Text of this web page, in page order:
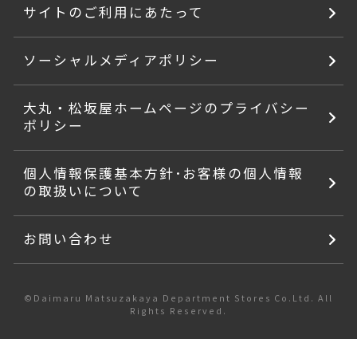
サイトのご利用にあたって
ソーシャルメディアポリシー
大丸・松坂屋ホームページのプライバシー
ポリシー
個人情報保護基本方針･お客様の個人情報
の取扱いについて
お問い合わせ
©Daimaru Matsuzakaya Department Stores Co.Ltd. All
Rights Reserved.